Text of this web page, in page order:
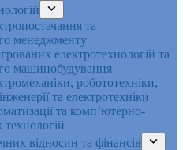
та
менеджменту
електротехнологій та
машинобудування
робототехніки,
та електротехніки
та комп’ютерно-
технологій
відносин та фінансів